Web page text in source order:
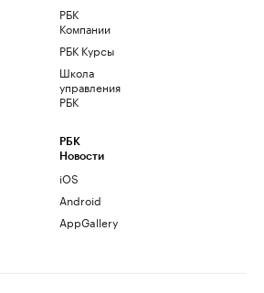
РБК
Компании
РБК Курсы
Школа
управления
РБК
РБК
Новости
iOS
Android
AppGallery